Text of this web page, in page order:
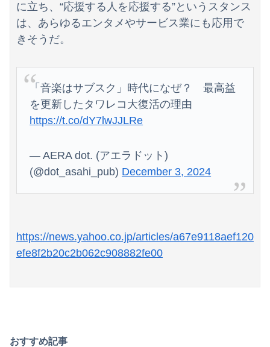
Powered by livedoor 相互RSS
に立ち、“応援する人を応援する”というスタンス
は、あらゆるエンタメやサービス業にも応用で
きそうだ。
「音楽はサブスク」時代になぜ？ 最高益
を更新したタワレコ大復活の理由
https://t.co/dY7lwJJLRe
— AERA dot. (アエラドット)
(@dot_asahi_pub) December 3, 2024
https://news.yahoo.co.jp/articles/a67e9118aef120
efe8f2b20c2b062c908882fe00
おすすめ記事